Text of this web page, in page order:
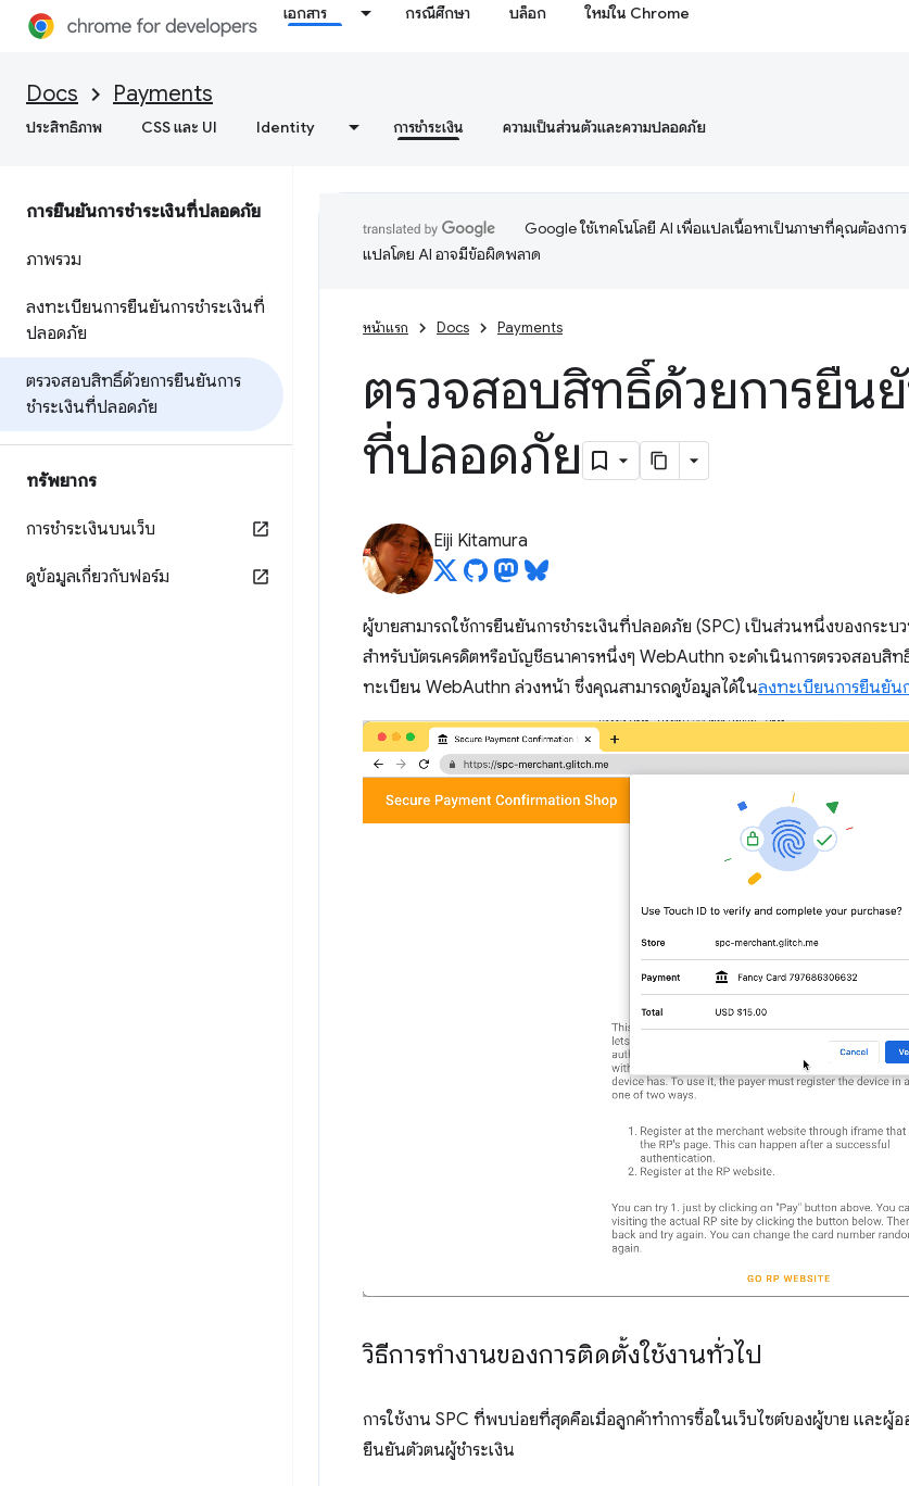
เอกสาร กรณีศึกษา บล็อก ใหม่ใน Chrome
Docs Payments
ประสิทธิภาพ CSS และ UI Identity การชำระเงิน ความเป็นส่วนตัวและความปลอดภัย
การยืนยันการชำระเงินที่ปลอดภัย
ภาพรวม
ลงทะเบียนการยืนยันการชำระเงินที่
ปลอดภัย
ตรวจสอบสิทธิ์ด้วยการยืนยันการ
ชำระเงินที่ปลอดภัย
ทรัพยากร
การชำระเงินบนเว็บ
ดูข้อมูลเกี่ยวกับฟอร์ม
Google ใช้เทคโนโลยี AI เพื่อแปลเนื้อหาเป็นภาษาที่คุณต้องการ
แปลโดย AI อาจมีข้อผิดพลาด
หน้าแรก Docs Payments
ตรวจสอบสิทธิ์ด้วยการยืนยั
ที่ปลอดภัย
Eiji Kitamura
ผู้ขายสามารถใช้การยืนยันการชำระเงินที่ปลอดภัย (SPC) เป็นส่วนหนึ่งของกระ
สำหรับบัตรเครดิตหรือบัญชีธนาคารหนึ่งๆ WebAuthn จะดำเนินการตรวจสอบสิ
ทะเบียน WebAuthn ล่วงหน้า ซึ่งคุณสามารถดูข้อมูลได้ในลงทะเบียนการยืนยัน
วิธีการทํางานของการติดตั้งใช้งานทั่วไป
การใช้งาน SPC ที่พบบ่อยที่สุดคือเมื่อลูกค้าทำการซื้อในเว็บไซต์ของผู้ขาย และผู้
ยืนยันตัวตนผู้ชำระเงิน